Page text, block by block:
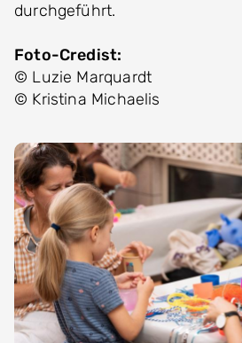
durchgeführt.
Foto-Credist:
© Luzie Marquardt
© Kristina Michaelis